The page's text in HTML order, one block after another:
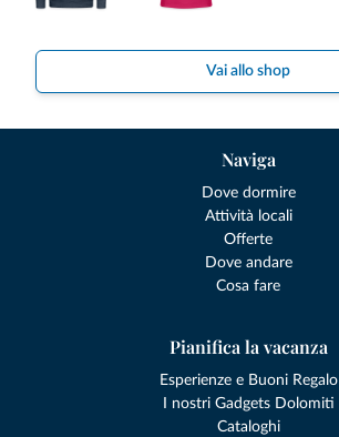
Vai allo shop
Naviga
Dove dormire
Attività locali
Offerte
Dove andare
Cosa fare
Pianifica la vacanza
Esperienze e Buoni Regalo
I nostri Gadgets Dolomiti
Cataloghi